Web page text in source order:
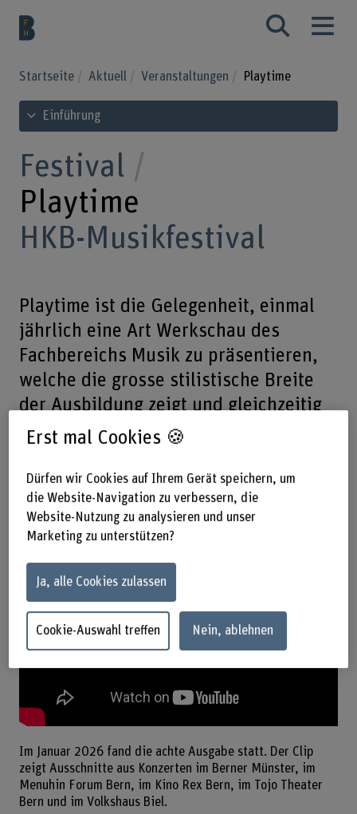
Startseite Aktuell Veranstaltungen Playtime
Inhaltsverzeichnis ansehen
Einführung
Festival
Playtime
HKB-Musikfestival
Playtime ist die Gelegenheit, einmal
jährlich eine Art Werkschau des
Fachbereichs Musik zu präsentieren,
welche die grosse stilistische Breite
der Ausbildung zeigt und gleichzeitig
als Testgelände für neue Formate
Rückblick 2026
Im Januar 2026 fand die achte Ausgabe statt. Der Clip
zeigt Ausschnitte aus Konzerten im Berner Münster, im
Menuhin Forum Bern, im Kino Rex Bern, im Tojo Theater
Bern und im Volkshaus Biel.
Erst mal Cookies 🍪
Dürfen wir Cookies auf Ihrem Gerät speichern, um
die Website-Navigation zu verbessern, die
Website-Nutzung zu analysieren und unser
Marketing zu unterstützen?
Ja, alle Cookies zulassen
Cookie-Auswahl treffen Nein, ablehnen